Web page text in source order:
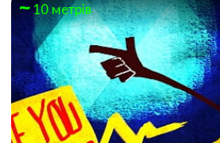
10 метрів